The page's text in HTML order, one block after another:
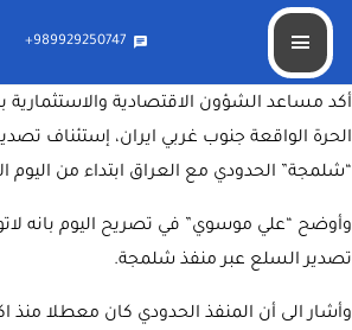
chat
989929250747+
إستئناف تصدير السلع الايرانية للعراق عبر
منفذ شلمجه
أكد مساعد الشؤون الاقتصادية والاستثمارية
الحرة الواقعة جنوب غربي ايران، إستئناف
“شلمجة” الحدودي مع العراق ابتداء من اليوم
وأوضح “علي موسوي” في تصريح اليوم بانه
تصدير السلع عبر منفذ شلمجة.